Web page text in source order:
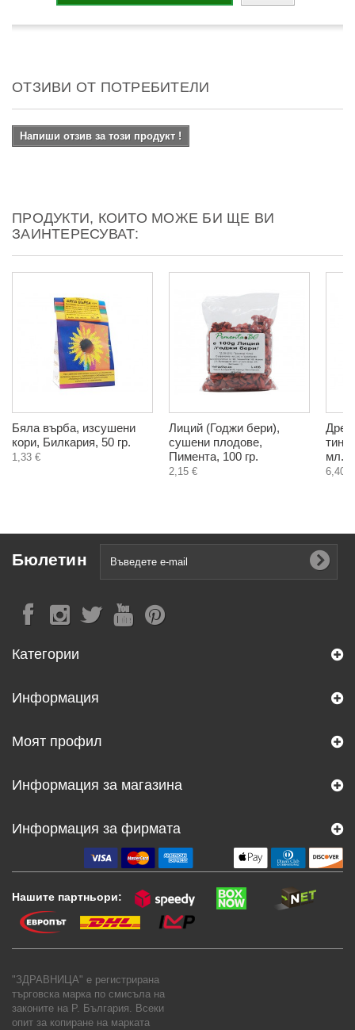
ОТЗИВИ ОТ ПОТРЕБИТЕЛИ
Напиши отзив за този продукт !
ПРОДУКТИ, КОИТО МОЖЕ БИ ЩЕ ВИ
ЗАИНТЕРЕСУВАТ:
Бяла върба, изсушени
кори, Билкария, 50 гр.
1,33 €
Лиций (Годжи бери),
сушени плодове,
Пимента, 100 гр.
2,15 €
мл.
6,40 €
Бюлетин
Категории
Информация
Моят профил
Информация за магазина
Информация за фирмата
Нашите партньори:
"ЗДРАВНИЦА" е регистрирана
търговска марка по смисъла на
законите на Р. България. Всеки
опит за копиране на марката